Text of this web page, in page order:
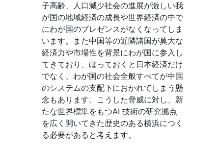
子高齢、人口減少社会の進展が激しい我
が国の地域経済の成長や世界経済の中で
にわが国のプレゼンスがなくなってしま
います。また中国等の近隣諸国が莫大な
経済力や市場性を背景にわが国に参入し
てきており、ほっておくと日本経済だけ
でなく、わが国の社会全般すべてが中国
のシステムの支配下におかれてしまう懸
念もあります。こうした脅威に対し、新
たな世界標準をもつAI 技術の研究拠点
を広く開いてきた歴史のある横浜につく
る必要があると考えます。